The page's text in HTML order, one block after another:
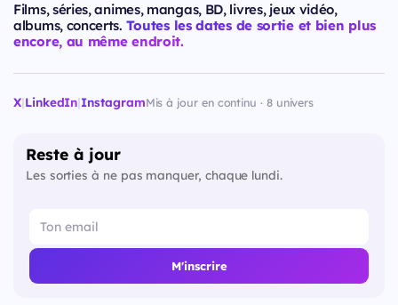
Films, séries, animes, mangas, BD, livres, jeux vidéo,
albums, concerts. Toutes les dates de sortie et bien plus
encore, au même endroit.
X|LinkedIn|InstagramMis à jour en continu · 8 univers
Reste à jour
Les sorties à ne pas manquer, chaque lundi.
M'inscrire